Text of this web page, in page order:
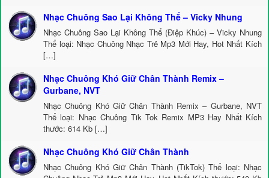
Nhạc Chuông Sao Lại Không Thể – Vicky Nhung
Nhạc Chuông Sao Lại Không Thể (Điệp Khúc) – Vicky Nhung
Thể loại: Nhạc Chuông Nhạc Trẻ Mp3 Mới Hay, Hot Nhất Kích
[…]
Nhạc Chuông Khó Giữ Chân Thành Remix –
Gurbane, NVT
Nhạc Chuông Khó Giữ Chân Thành Remix – Gurbane, NVT
Thể loại: Nhạc Chuông Tik Tok Remix MP3 Hay Nhất Kích
thước: 614 Kb […]
Nhạc Chuông Khó Giữ Chân Thành
Nhạc Chuông Khó Giữ Chân Thành (TikTok) Thể loại: Nhạc